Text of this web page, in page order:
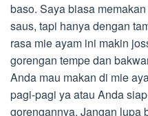
baso. Saya biasa
saus, tapi hanya dengan
rasa mie ayam ini makin
gorengan tempe dan
Anda mau makan di mie
pagi-pagi ya atau Anda
gorengannya. Jangan lupa